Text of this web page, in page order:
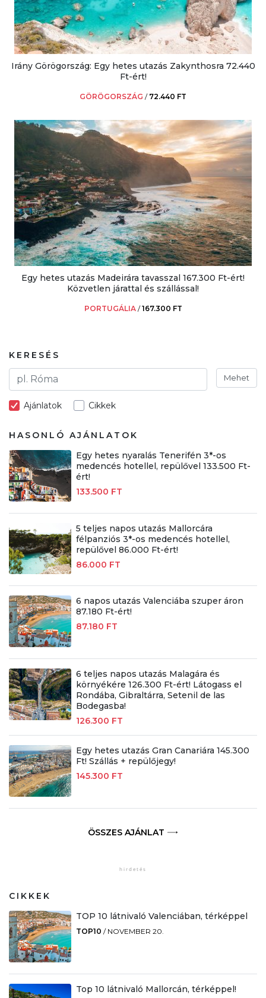
Irány Görögország: Egy hetes utazás Zakynthosra 72.440
Ft-ért!
GÖRÖGORSZÁG / 72.440 FT
Egy hetes utazás Madeirára tavasszal 167.300 Ft-ért!
Közvetlen járattal és szállással!
PORTUGÁLIA /167.300 FT
KERESÉS
Mehet
Ajánlatok Cikkek
HASONLÓ AJÁNLATOK
Egy hetes nyaralás Tenerifén 3*-os
medencés hotellel, repülővel 133.500 Ft-
ért!
133.500 FT
5 teljes napos utazás Mallorcára
félpanziós 3*-os medencés hotellel,
repülővel 86.000 Ft-ért!
86.000 FT
6 napos utazás Valenciába szuper áron
87.180 Ft-ért!
87.180 FT
6 teljes napos utazás Malagára és
környékére 126.300 Ft-ért! Látogass el
Rondába, Gibraltárra, Setenil de las
Bodegasba!
126.300 FT
Egy hetes utazás Gran Canariára 145.300
Ft! Szállás + repülőjegy!
145.300 FT
ÖSSZES AJÁNLAT
CIKKEK
TOP 10 látnivaló Valenciában, térképpel
TOP10 / NOVEMBER 20.
Top 10 látnivaló Mallorcán, térképpel!